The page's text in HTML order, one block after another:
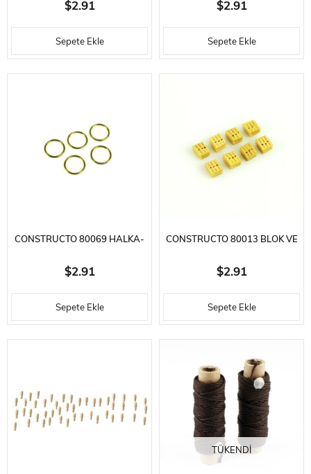
$2.91
Sepete Ekle
$2.91
Sepete Ekle
CONSTRUCTO 80069 HALKA-
20 ADET-PRINÇ - Ø 10X1,5
MM.
$2.91
Sepete Ekle
CONSTRUCTO 80013 BLOK VE
PALANGA-15 ADET-AHŞAP -
5 MM.
$2.91
Sepete Ekle
TÜKENDI